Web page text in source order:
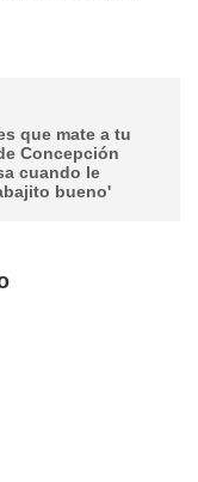
que mate a tu
Concepción
cuando le
bueno'